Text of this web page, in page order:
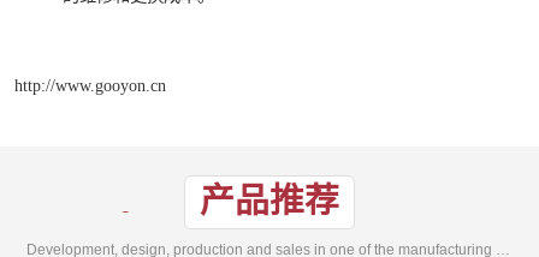
http://www.gooyon.cn
产品推荐